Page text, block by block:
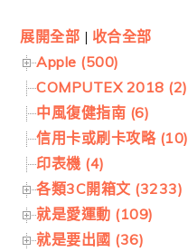
展開全部 | 收合全部
Apple (500)
COMPUTEX 2018 (2)
中風復健指南 (6)
信用卡或刷卡攻略 (10)
印表機 (4)
各類3C開箱文 (3233)
就是愛運動 (109)
就是要出國 (36)